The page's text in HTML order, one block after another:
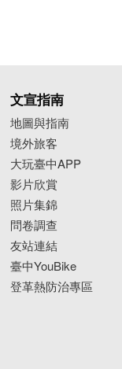
文宣指南
地圖與指南
境外旅客
大玩臺中APP
影片欣賞
照片集錦
問卷調查
友站連結
臺中YouBike
登革熱防治專區